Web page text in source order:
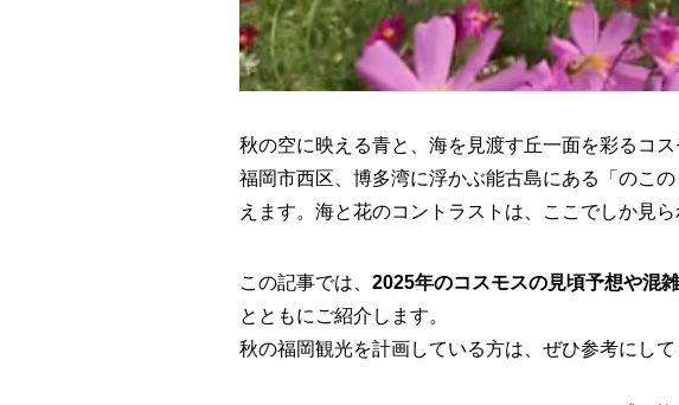
秋の空に映える青と、海を見渡す丘一面を彩るコス
福岡市西区、博多湾に浮かぶ能古島にある「のこ
えます。海と花のコントラストは、ここでしか見ら
この記事では、 2025年のコスモスの見頃予想や混
とともにご紹介します。
秋の福岡観光を計画している方は、ぜひ参考にして